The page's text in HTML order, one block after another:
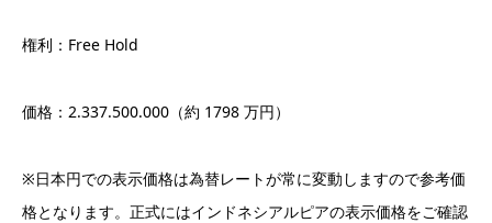
権利：Free Hold
価格：2.337.500.000（約 1798 万円）
※日本円での表示価格は為替レートが常に変動しますので参考価
格となります。正式にはインドネシアルピアの表示価格をご確認